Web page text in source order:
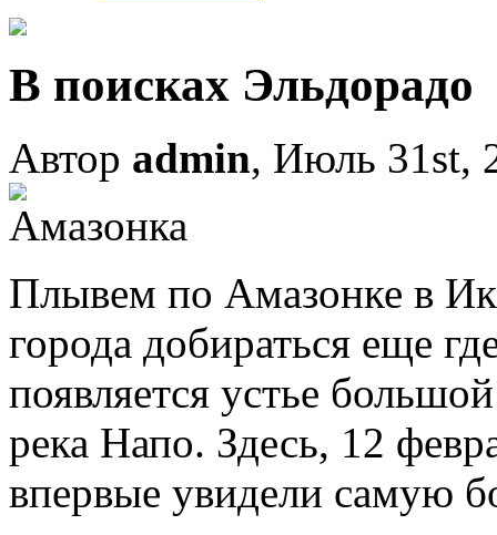
В поисках Эльдорадо
Автор admin, Июль 31st,
Плывем по Амазонке в
города добираться еще
появляется устье
река Напо. Здесь, 12
впервые увидели самую